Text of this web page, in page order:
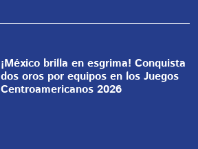
¡México brilla en esgrima! Conquista
dos oros por equipos en los Juegos
Centroamericanos 2026